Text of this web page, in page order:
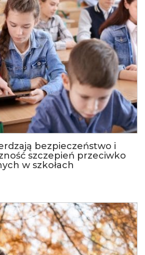
in NSW. NSW Public Health
Effectiveness of measles
of exposed children. Pediatr
bezpieczeństwo i
szczepień przeciwko
w szkołach